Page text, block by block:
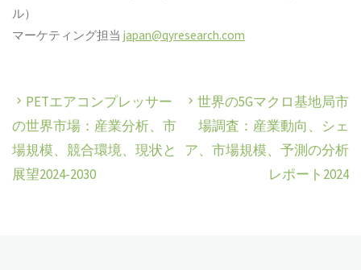
ル）
マーケティング担当japan@qyresearch.com
PETエアコンプレッサー
の世界市場：産業分析、市
場規模、競合環境、現状と
展望2024-2030
世界の5Gマクロ基地局市
場調査：産業動向、シェ
ア、市場規模、予測の分析
レポート2024